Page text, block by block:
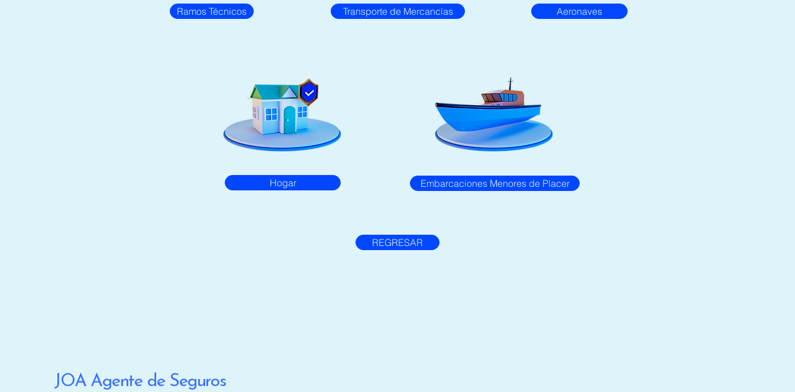
Ramos Técnicos Transporte de Mercancías Aeronaves
Hogar Embarcaciones Menores de Placer
REGRESAR
JOA Agente de Seguros